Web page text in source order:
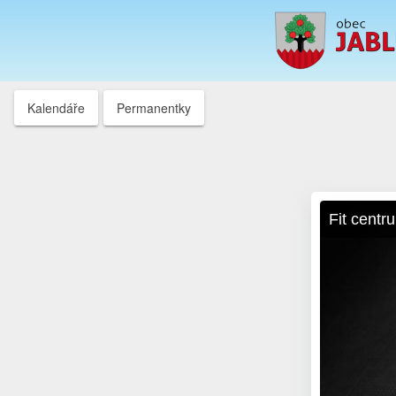
Kalendáře Permanentky
Fit